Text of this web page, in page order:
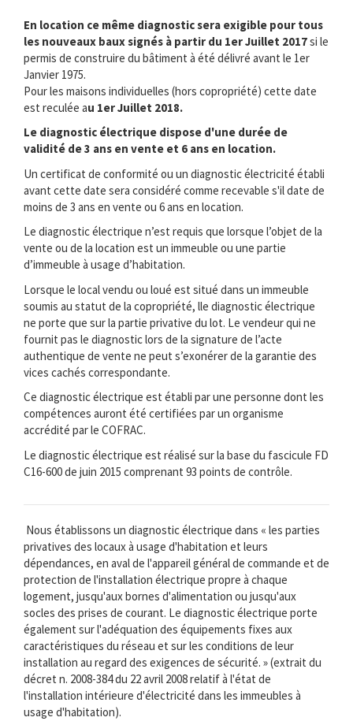
En location ce même diagnostic sera exigible pour tous
les nouveaux baux signés à partir du 1er Juillet 2017si le
permis de construire du bâtiment à été délivré avant le 1er
Janvier 1975.
Pour les maisons individuelles (hors copropriété) cette date
est reculée au 1er Juillet 2018.
Le diagnostic électrique dispose d'une durée de
validité de 3 ans en vente et 6 ans en location.
Un certificat de conformité ou un diagnostic électricité établi
avant cette date sera considéré comme recevable s'il date de
moins de 3 ans en vente ou 6 ans en location.
Le diagnostic électrique n’est requis que lorsque l’objet de la
vente ou de la location est un immeuble ou une partie
d’immeuble à usage d’habitation.
Lorsque le local vendu ou loué est situé dans un immeuble
soumis au statut de la copropriété, lle diagnostic électrique
ne porte que sur la partie privative du lot. Le vendeur qui ne
fournit pas le diagnostic lors de la signature de l’acte
authentique de vente ne peut s’exonérer de la garantie des
vices cachés correspondante.
Ce diagnostic électrique est établi par une personne dont les
compétences auront été certifiées par un organisme
accrédité par le COFRAC.
Le diagnostic électrique est réalisé sur la base du fascicule FD
C16-600 de juin 2015 comprenant 93 points de contrôle.
Nous établissons un diagnostic électrique dans « les parties
privatives des locaux à usage d'habitation et leurs
dépendances, en aval de l'appareil général de commande et de
protection de l'installation électrique propre à chaque
logement, jusqu'aux bornes d'alimentation ou jusqu'aux
socles des prises de courant. Le diagnostic électrique porte
également sur l'adéquation des équipements fixes aux
caractéristiques du réseau et sur les conditions de leur
installation au regard des exigences de sécurité. » (extrait du
décret n. 2008-384 du 22 avril 2008 relatif à l'état de
l'installation intérieure d'électricité dans les immeubles à
usage d'habitation).